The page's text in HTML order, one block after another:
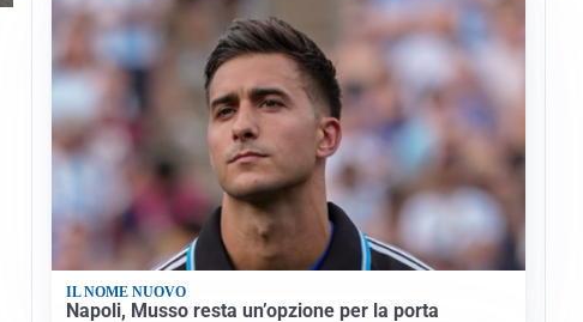
IL NOME NUOVO
Napoli, Musso resta un’opzione per la porta